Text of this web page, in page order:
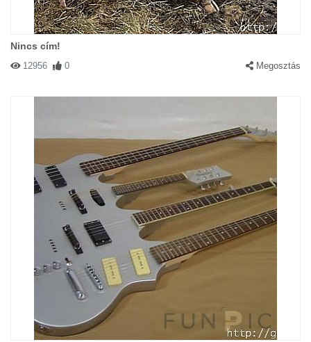
Nincs cím!
12956 0 Megosztás